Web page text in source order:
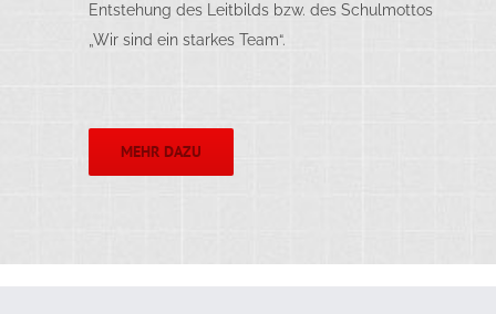
Entstehung des Leitbilds bzw. des Schulmottos
„Wir sind ein starkes Team“.
MEHR DAZU